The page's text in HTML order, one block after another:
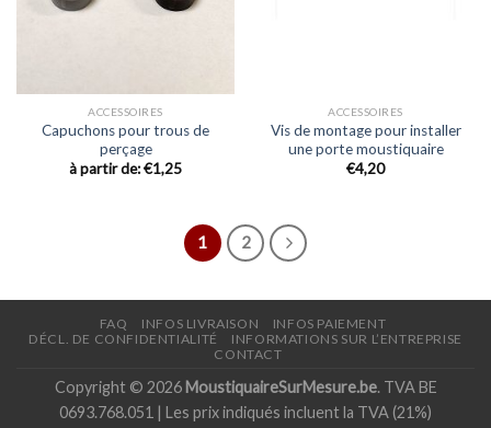
ACCESSOIRES
Capuchons pour trous de
perçage
à partir de:€1,25
ACCESSOIRES
Vis de montage pour installer
une porte moustiquaire
€4,20
1 2
FAQ INFOS LIVRAISON
INFOS PAIEMENT
DÉCL. DE CONFIDENTIALITÉ
INFORMATIONS SUR L’ENTREPRISE
CONTACT
Copyright © 2026 MoustiquaireSurMesure.be. TVA BE
0693.768.051 | Les prix indiqués incluent la TVA (21%)